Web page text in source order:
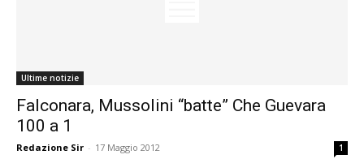
Ultime notizie
Falconara, Mussolini “batte” Che Guevara
100 a 1
Redazione Sir - 17 Maggio 2012 1